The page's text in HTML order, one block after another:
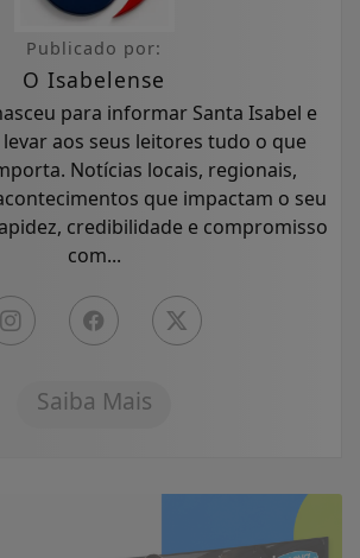
Publicado por:
O Isabelense
para informar Santa Isabel e
aos seus leitores tudo o que
Notícias locais, regionais,
que impactam o seu
credibilidade e compromisso
com...
Saiba Mais